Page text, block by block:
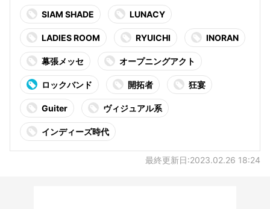
SIAM SHADE LUNACY
LADIES ROOM RYUICHI INORAN
幕張メッセ オープニングアクト
ロックバンド 開拓者 狂宴
Guiter ヴィジュアル系
インディーズ時代
最終更新日:2023.02.26 18:24